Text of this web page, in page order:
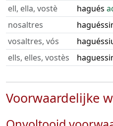
ell, ella, vostè
hagués
nosaltres
vosaltres, vós
ells, elles, vostès
Voorwaardelijke